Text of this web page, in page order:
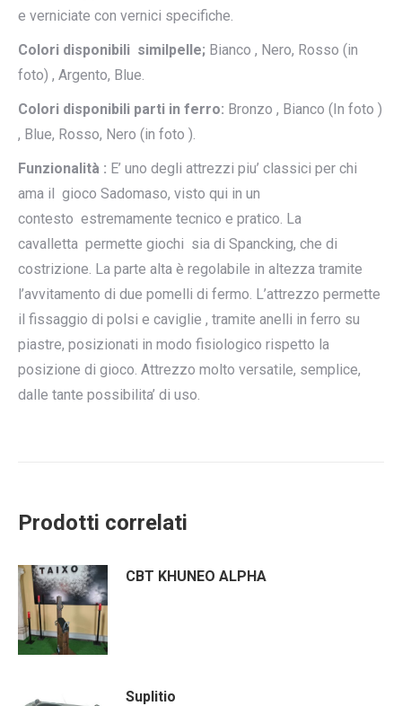
e verniciate con vernici specifiche.
Colori disponibili similpelle; Bianco , Nero, Rosso (in
foto) , Argento, Blue.
Colori disponibili parti in ferro: Bronzo , Bianco (In foto )
, Blue, Rosso, Nero (in foto ).
Funzionalità : E’ uno degli attrezzi piu’ classici per chi
ama il gioco Sadomaso, visto qui in un
contesto estremamente tecnico e pratico. La
cavalletta permette giochi sia di Spancking, che di
costrizione. La parte alta è regolabile in altezza tramite
l’avvitamento di due pomelli di fermo. L’attrezzo permette
il fissaggio di polsi e caviglie , tramite anelli in ferro su
piastre, posizionati in modo fisiologico rispetto la
posizione di gioco. Attrezzo molto versatile, semplice,
dalle tante possibilita’ di uso.
Prodotti correlati
CBT KHUNEO ALPHA
Suplitio